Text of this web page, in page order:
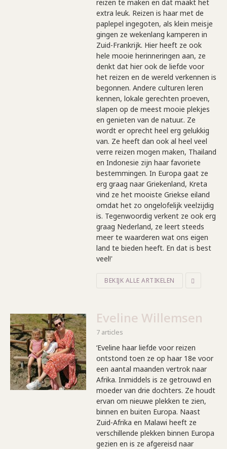
reizen te maken en dat maakt het
extra leuk. Reizen is haar met de
paplepel ingegoten, als klein meisje
gingen ze wekenlang kamperen in
Zuid-Frankrijk. Hier heeft ze ook
hele mooie herinneringen aan, ze
denkt dat hier ook de liefde voor
het reizen en de wereld verkennen is
begonnen. Andere culturen leren
kennen, lokale gerechten proeven,
slapen op de meest mooie plekjes
en genieten van de natuur.. Ze
wordt er oprecht heel erg gelukkig
van. Ze heeft dan ook al heel veel
verre reizen mogen maken, Thailand
en Indonesie zijn haar favoriete
bestemmingen. In Europa gaat ze
erg graag naar Griekenland, Kreta
vind ze het mooiste Griekse eiland
omdat het zo ongelofelijk veelzijdig
is. Tegenwoordig verkent ze ook erg
graag Nederland, ze leert steeds
meer te waarderen wat ons eigen
land te bieden heeft. En dat is best
veel!'
BEKIJK ALLE ARTIKELEN
Eveline Willemsen
7 articles
‘Eveline haar liefde voor reizen
ontstond toen ze op haar 18e voor
een aantal maanden vertrok naar
Afrika. Inmiddels is ze getrouwd en
moeder van drie dochters. Ze houdt
ervan om nieuwe plekken te zien,
binnen en buiten Europa. Naast
Zuid-Afrika en Malawi heeft ze
verschillende plekken binnen Europa
gezien en is ze afgereisd naar